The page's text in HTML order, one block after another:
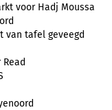
voor Hadj Moussa
van tafel geveegd